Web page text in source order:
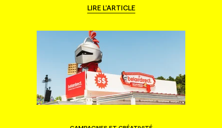
LIRE L'ARTICLE